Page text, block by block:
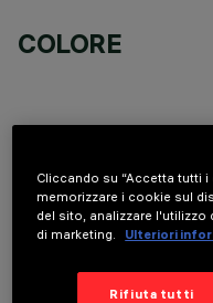
COLORE
COMPONENTI
Cliccando su “Accetta tutti
memorizzare i cookie sul
del sito, analizzare
di marketing.
Ulteriori
Rifiuta tutti